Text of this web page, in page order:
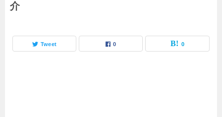
介
Tweet 0 0